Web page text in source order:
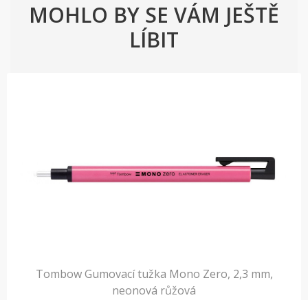
MOHLO BY SE VÁM JEŠTĚ
LÍBIT
Tombow Gumovací tužka Mono Zero, 2,3 mm,
neonová růžová